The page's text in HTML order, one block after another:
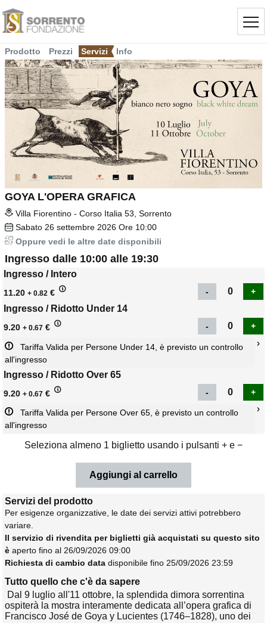
Prodotto Prezzi Servizi Info
GOYA L'OPERA GRAFICA
Villa Fiorentino - Corso Italia 53, Sorrento
Sabato 26 settembre 2026 Ore 10:00
Oppure vedi le altre date disponibili
Ingresso dalle 10:00 alle 19:30
Ingresso / Intero
11.20 + 0.82 €
Ingresso / Ridotto Under 14
9.20 + 0.67 €
all'ingresso
Ingresso / Ridotto Over 65
9.20 + 0.67 €
all'ingresso
Seleziona almeno 1 biglietto usando i pulsanti + e −
Servizi del prodotto
Per esigenze organizzative, le date dei servizi attivi potrebbero
variare.
Il servizio di rivendita per biglietti già acquistati su questo sito
è aperto fino al 26/09/2026 09:00
Richiesta di cambio data disponibile fino 25/09/2026 23:59
Tutto quello che c'è da sapere
Dal 9 luglio all'11 ottobre, la splendida dimora sorrentina
ospiterà la mostra interamente dedicata all’opera grafica di
Francisco José de Goya y Lucientes (1746–1828), uno dei